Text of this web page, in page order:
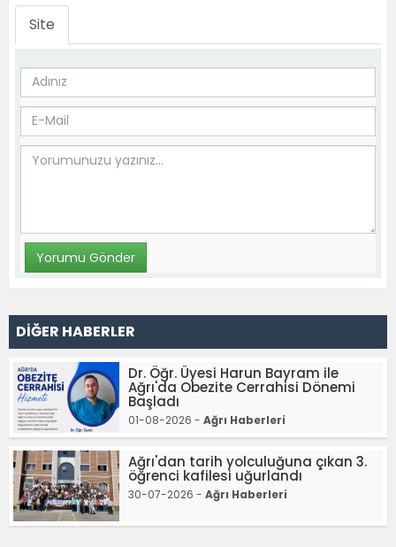
Site
DİĞER HABERLER
Dr. Öğr. Üyesi Harun Bayram ile
Ağrı'da Obezite Cerrahisi Dönemi
Başladı
01-08-2026 - Ağrı Haberleri
Ağrı'dan tarih yolculuğuna çıkan 3.
öğrenci kafilesi uğurlandı
30-07-2026 - Ağrı Haberleri